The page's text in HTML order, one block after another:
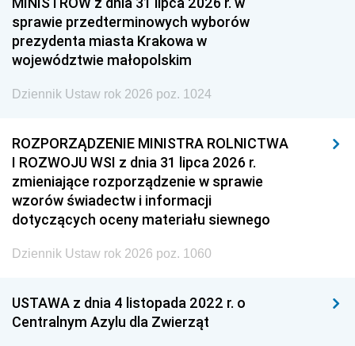
sprawie przedterminowych wyborów
prezydenta miasta Krakowa w
województwie małopolskim
Dziennik Ustaw rok 2026 poz. 1024
ROZPORZĄDZENIE MINISTRA ROLNICTWA
I ROZWOJU WSI z dnia 31 lipca 2026 r.
zmieniające rozporządzenie w sprawie
wzorów świadectw i informacji
dotyczących oceny materiału siewnego
Dziennik Ustaw rok 2026 poz. 1060
USTAWA z dnia 4 listopada 2022 r. o
Centralnym Azylu dla Zwierząt